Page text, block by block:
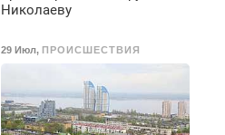
Николаеву
29 Июл, ПРОИСШЕСТВИЯ